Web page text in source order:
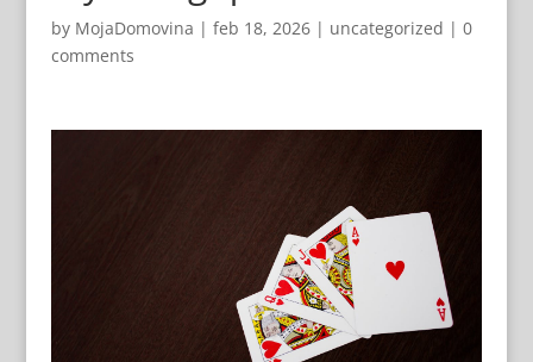
by MojaDomovina | feb 18, 2026| uncategorized | 0
comments